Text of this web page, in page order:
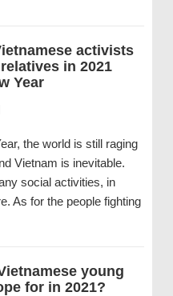
activists
in 2021
Year
the world is still raging
Vietnam is inevitable.
social activities, in
As for the people fighting
young
for in 2021?